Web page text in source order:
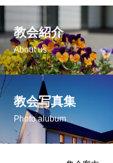
教会紹介
About us
教会写真集
Photo alubum